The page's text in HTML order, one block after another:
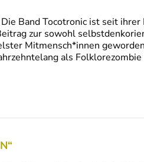
Band Tocotronic ist seit
zur sowohl
Mitmensch*innen
als